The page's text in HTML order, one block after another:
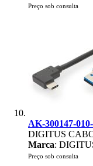
Preço sob consulta
AK-300147-
DIGITUS
Marca:
Preço sob consulta